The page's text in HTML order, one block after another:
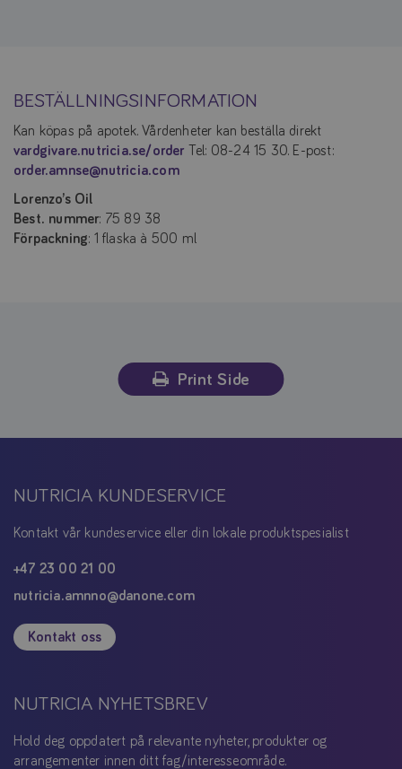
BESTÄLLNINGSINFORMATION
Kan köpas på apotek. Vårdenheter kan beställa direkt
vardgivare.nutricia.se/order Tel: 08-24 15 30. E-post:
order.amnse@nutricia.com
Lorenzo’s Oil
Best. nummer: 75 89 38
Förpackning: 1 flaska à 500 ml
Print Side
NUTRICIA KUNDESERVICE
Kontakt vår kundeservice eller din lokale produktspesialist
+47 23 00 21 00
nutricia.amnno@danone.com
Kontakt oss
NUTRICIA NYHETSBREV
Hold deg oppdatert på relevante nyheter, produkter og
arrangementer innen ditt fag/interesseområde.